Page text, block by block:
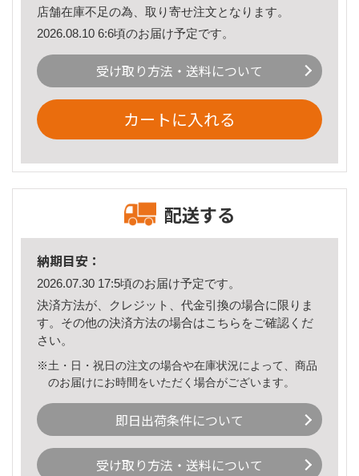
店舗在庫不足の為、取り寄せ注文となります。
2026.08.10 6:6頃のお届け予定です。
受け取り方法・送料について
カートに入れる
配送する
納期目安：
2026.07.30 17:5頃のお届け予定です。
決済方法が、クレジット、代金引換の場合に限りま
す。その他の決済方法の場合はこちら をご確認くだ
さい。
※土・日・祝日の注文の場合や在庫状況によって、商品
のお届けにお時間をいただく場合がございます。
即日出荷条件について
受け取り方法・送料について